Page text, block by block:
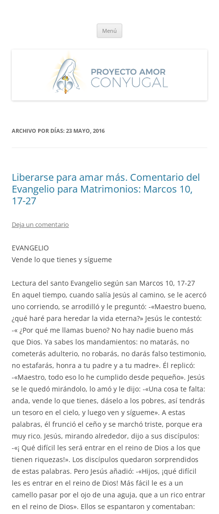
Menú
ARCHIVO POR DÍAS: 23 MAYO, 2016
Liberarse para amar más. Comentario del
Evangelio para Matrimonios: Marcos 10,
17-27
Deja un comentario
EVANGELIO
Vende lo que tienes y sígueme
Lectura del santo Evangelio según san Marcos 10, 17-27
En aquel tiempo, cuando salía Jesús al camino, se le acercó
uno corriendo, se arrodilló y le preguntó: -«Maestro bueno,
¿qué haré para heredar la vida eterna?» Jesús le contestó:
-« ¿Por qué me llamas bueno? No hay nadie bueno más
que Dios. Ya sabes los mandamientos: no matarás, no
cometerás adulterio, no robarás, no darás falso testimonio,
no estafarás, honra a tu padre y a tu madre». Él replicó:
-«Maestro, todo eso lo he cumplido desde pequeño». Jesús
se le quedó mirándolo, lo amó y le dijo: -«Una cosa te falta:
anda, vende lo que tienes, dáselo a los pobres, así tendrás
un tesoro en el cielo, y luego ven y sígueme». A estas
palabras, él frunció el ceño y se marchó triste, porque era
muy rico. Jesús, mirando alrededor, dijo a sus discípulos:
-«¡ Qué difícil les será entrar en el reino de Dios a los que
tienen riquezas!». Los discípulos quedaron sorprendidos
de estas palabras. Pero Jesús añadió: -«Hijos, ¡qué difícil
les es entrar en el reino de Dios! Más fácil le es a un
camello pasar por el ojo de una aguja, que a un rico entrar
en el reino de Dios». Ellos se espantaron y comentaban: